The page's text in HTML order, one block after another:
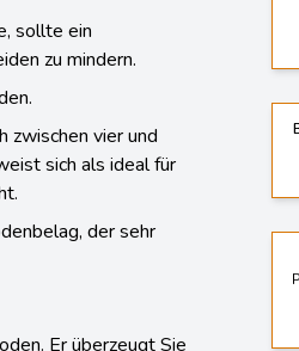
sollte ein
zu mindern.
zwischen vier und
sich als ideal für
der sehr